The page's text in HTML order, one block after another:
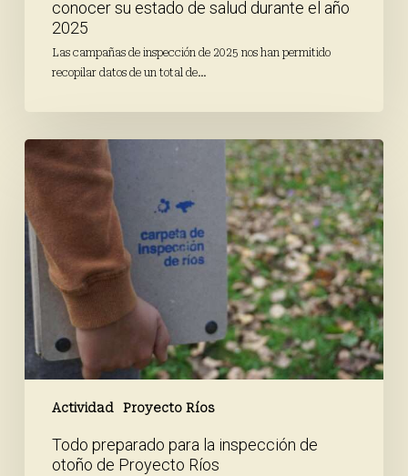
conocer su estado de salud durante el año
2025
Las campañas de inspección de 2025 nos han permitido
recopilar datos de un total de…
Actividad Proyecto Ríos
Todo
preparado
para
la
inspección
de
otoño
de
Proyecto
Ríos
Todo preparado para la inspección de
otoño de Proyecto Ríos